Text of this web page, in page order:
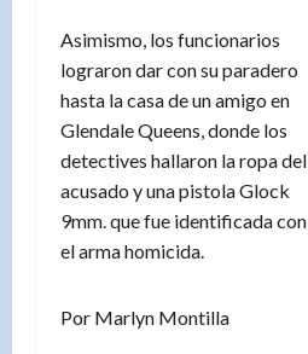
Asimismo, los funcionarios
lograron dar con su paradero
hasta la casa de un amigo en
Glendale Queens, donde los
detectives hallaron la ropa del
acusado y una pistola Glock
9mm. que fue identificada con
el arma homicida.
Por Marlyn Montilla